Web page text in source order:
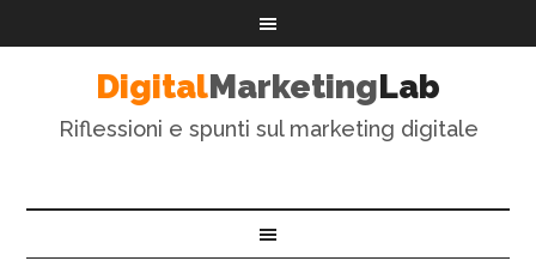
DigitalMarketingLab
Riflessioni e spunti sul marketing digitale